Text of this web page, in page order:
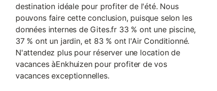
destination idéale pour profiter de l'été. Nous
pouvons faire cette conclusion, puisque selon les
données internes de Gites.fr 33 % ont une piscine,
37 % ont un jardin, et 83 % ont l'Air Conditionné.
N'attendez plus pour réserver une location de
vacances àEnkhuizen pour profiter de vos
vacances exceptionnelles.